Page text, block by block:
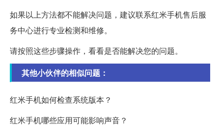
如果以上方法都不能解决问题，建议联系红米手机售后服
务中心进行专业检测和维修。
请按照这些步骤操作，看看是否能解决您的问题。
其他小伙伴的相似问题：
红米手机如何检查系统版本？
红米手机哪些应用可能影响声音？